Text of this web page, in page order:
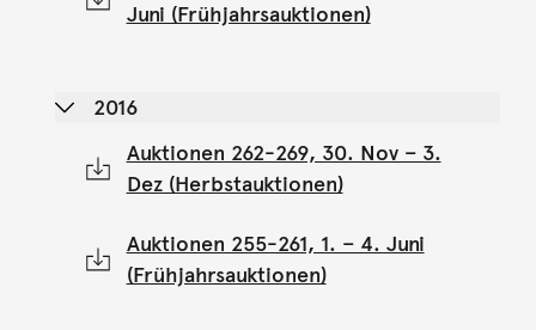
Juni (Frühjahrsauktionen)
2016
Auktionen 262-269, 30. Nov – 3.
Dez (Herbstauktionen)
Auktionen 255-261, 1. – 4. Juni
(Frühjahrsauktionen)